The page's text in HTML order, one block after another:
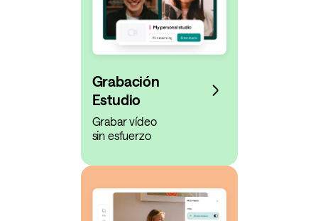
Grabación
Estudio
Grabar vídeo
sin esfuerzo